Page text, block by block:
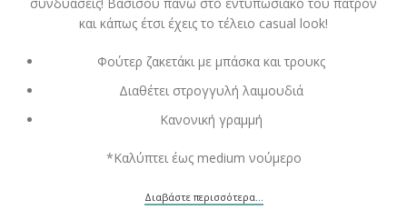
και κάπως έτσι έχεις το τέλειο casual look!
Φούτερ ζακετάκι με μπάσκα και τρουκς
Διαθέτει στρογγυλή λαιμουδιά
Κανονική γραμμή
*Καλύπτει έως medium νούμερο
Διαβάστε περισσότερα...